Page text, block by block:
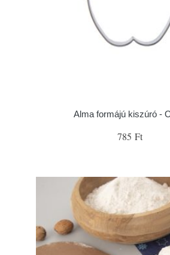
Alma formájú kiszúró -
785 Ft